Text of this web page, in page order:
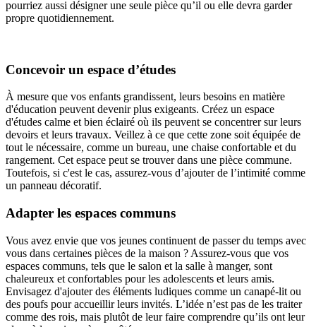
pourriez aussi désigner une seule pièce qu’il ou elle devra garder
propre quotidiennement.
Concevoir un espace d’études
À mesure que vos enfants grandissent, leurs besoins en matière
d'éducation peuvent devenir plus exigeants. Créez un espace
d'études calme et bien éclairé où ils peuvent se concentrer sur leurs
devoirs et leurs travaux. Veillez à ce que cette zone soit équipée de
tout le nécessaire, comme un bureau, une chaise confortable et du
rangement. Cet espace peut se trouver dans une pièce commune.
Toutefois, si c'est le cas, assurez-vous d’ajouter de l’intimité comme
un panneau décoratif.
Adapter les espaces communs
Vous avez envie que vos jeunes continuent de passer du temps avec
vous dans certaines pièces de la maison ? Assurez-vous que vos
espaces communs, tels que le salon et la salle à manger, sont
chaleureux et confortables pour les adolescents et leurs amis.
Envisagez d'ajouter des éléments ludiques comme un canapé-lit ou
des poufs pour accueillir leurs invités. L’idée n’est pas de les traiter
comme des rois, mais plutôt de leur faire comprendre qu’ils ont leur